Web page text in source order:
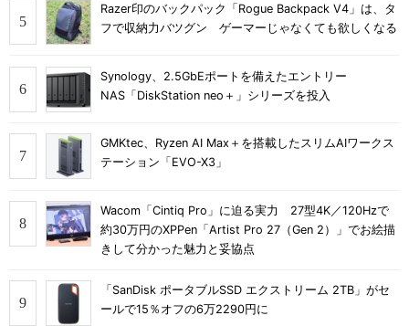
Razer印のバックパック「Rogue Backpack V4」は、タ
フで収納力バツグン ゲーマーじゃなくても欲しくなる
Synology、2.5GbEポートを備えたエントリー
NAS「DiskStation neo＋」シリーズを投入
GMKtec、Ryzen AI Max＋を搭載したスリムAIワークス
テーション「EVO-X3」
Wacom「Cintiq Pro」に迫る実力 27型4K／120Hzで
約30万円のXPPen「Artist Pro 27（Gen 2）」でお絵描
きして分かった魅力と妥協点
「SanDisk ポータブルSSD エクストリーム 2TB」がセ
ールで15％オフの6万2290円に